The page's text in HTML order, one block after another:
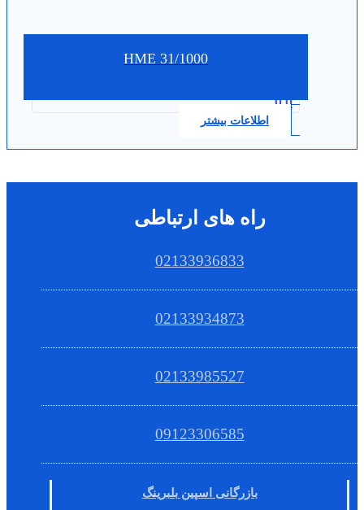
HME 31/1000
0.0
اطلاعات بیشتر
راه های ارتباطی
02133936833
02133934873
02133985527
09123306585
بازرگانی اسپین بلبرینگ